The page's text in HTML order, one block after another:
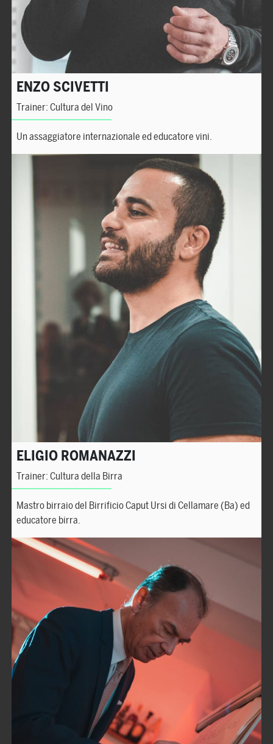
ENZO SCIVETTI
Trainer: Cultura del Vino
Un assaggiatore internazionale ed educatore vini.
ELIGIO ROMANAZZI
Trainer: Cultura della Birra
Mastro birraio del Birrificio Caput Ursi di Cellamare (Ba) ed
educatore birra.